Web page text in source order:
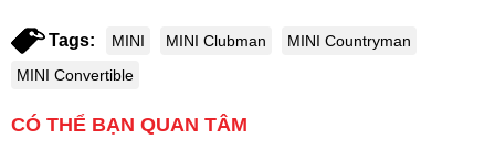
Tags: MINI MINI Clubman
MINI Countryman
MINI Convertible
CÓ THỂ BẠN QUAN TÂM